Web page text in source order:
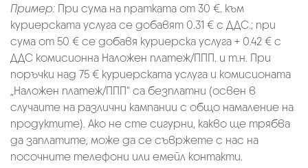
Пример: При сума на пратката от 30 €. към
куриерската услуга се добавят 0.31 € с ДДС.; при
сума от 50 € се добавя куриерска услуга + 0.42 € с
ДДС комисионна Наложен платеж/ППП. и т.н. При
поръчки над 75 € куриерската услуга и комисионата
„Наложен платеж/ППП“ са безплатни (освен в
случаите на различни кампании с общо намаление на
продуктите). Ако не сте сигурни, какво ще трябва
да заплатите, може да се съвржете с нас на
посочните телефони или емейл контакти.